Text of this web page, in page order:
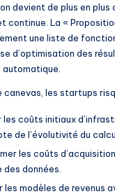
devient de plus en plus
continue. La «
une liste de
d’optimisation des
automatique.
canevas, les startups
les coûts initiaux
de l’évolutivité du
les coûts
données.
les modèles de revenus